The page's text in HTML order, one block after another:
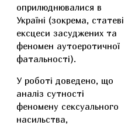
оприлюднювалися в
Україні (зокрема, статеві
ексцеси засуджених та
феномен аутоеротичної
фатальності).
У роботі доведено, що
аналіз сутності
феномену сексуального
насильства,